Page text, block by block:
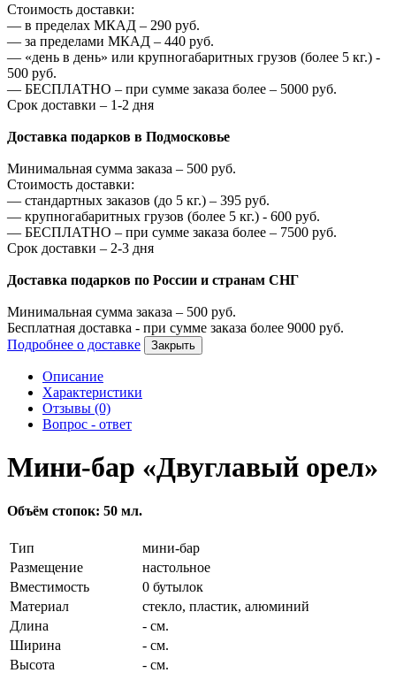
Стоимость доставки:
— в пределах МКАД – 290 руб.
— за пределами МКАД – 440 руб.
— «день в день» или крупногабаритных грузов (более 5 кг.) -
500 руб.
— БЕСПЛАТНО – при сумме заказа более – 5000 руб.
Срок доставки – 1-2 дня
Доставка подарков в Подмосковье
Минимальная сумма заказа – 500 руб.
Стоимость доставки:
— стандартных заказов (до 5 кг.) – 395 руб.
— крупногабаритных грузов (более 5 кг.) - 600 руб.
— БЕСПЛАТНО – при сумме заказа более – 7500 руб.
Срок доставки – 2-3 дня
Доставка подарков по России и странам СНГ
Минимальная сумма заказа – 500 руб.
Бесплатная доставка - при сумме заказа более 9000 руб.
Подробнее о доставке
Закрыть
Описание
Характеристики
Отзывы (0)
Вопрос - ответ
Мини-бар «Двуглавый орел»
Объём стопок: 50 мл.
Тип
мини-бар
Размещение
настольное
Вместимость
0 бутылок
Материал
стекло, пластик, алюминий
Длина
- см.
Ширина
- см.
Высота
- см.